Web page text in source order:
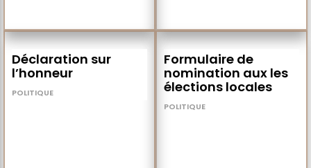
Formulaire de
nomination aux les
élections locales
POLITIQUE
Déclaration sur
l’honneur
POLITIQUE